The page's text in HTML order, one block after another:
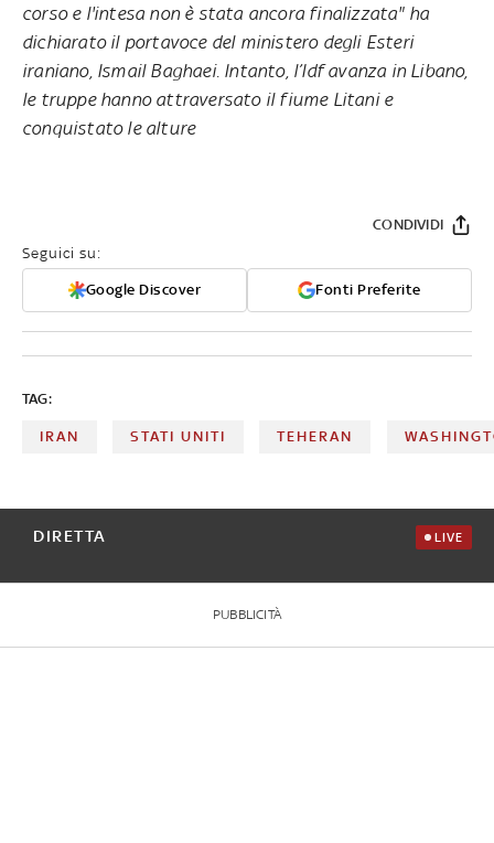
corso e l'intesa non è stata ancora finalizzata" ha
dichiarato il portavoce del ministero degli Esteri
iraniano, Ismail Baghaei. Intanto, l’Idf avanza in Libano,
le truppe hanno attraversato il fiume Litani e
conquistato le alture
Seguici su:
Google Discover Fonti Preferite
CONDIVIDI
TAG:
IRAN STATI UNITI TEHERAN
DIRETTA LIVE
PUBBLICITÀ